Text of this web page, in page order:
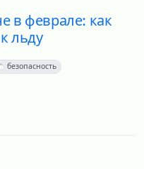
в феврале: как
льду
безопасность